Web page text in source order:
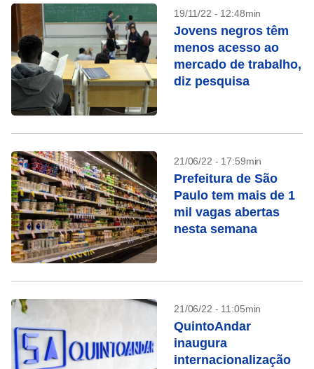
19/11/22 - 12:48min
Jovens negros têm
menos acesso ao
mercado de trabalho,
diz pesquisa
21/06/22 - 17:59min
Prefeitura de São
Paulo tem mais de 1
mil vagas abertas
nesta semana
21/06/22 - 11:05min
QuintoAndar
inaugura
internacionalização